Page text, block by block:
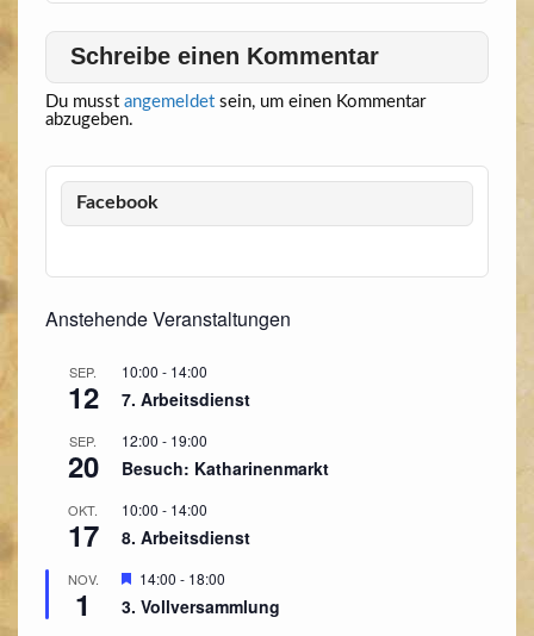
Schreibe einen Kommentar
Du musst angemeldetsein, um einen Kommentar
abzugeben.
Facebook
Anstehende Veranstaltungen
SEP.
12
10:00 - 14:00
7. Arbeitsdienst
SEP.
20
12:00 - 19:00
Besuch: Katharinenmarkt
OKT.
17
10:00 - 14:00
8. Arbeitsdienst
NOV.
1
Hervorgehoben
14:00 - 18:00
3. Vollversammlung